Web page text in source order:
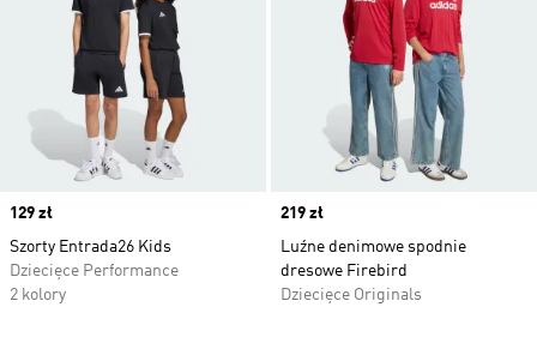
Price
129 zł
Szorty Entrada26 Kids
Dziecięce Performance
2 kolory
Price
219 zł
Luźne denimowe spodnie
dresowe Firebird
Dziecięce Originals